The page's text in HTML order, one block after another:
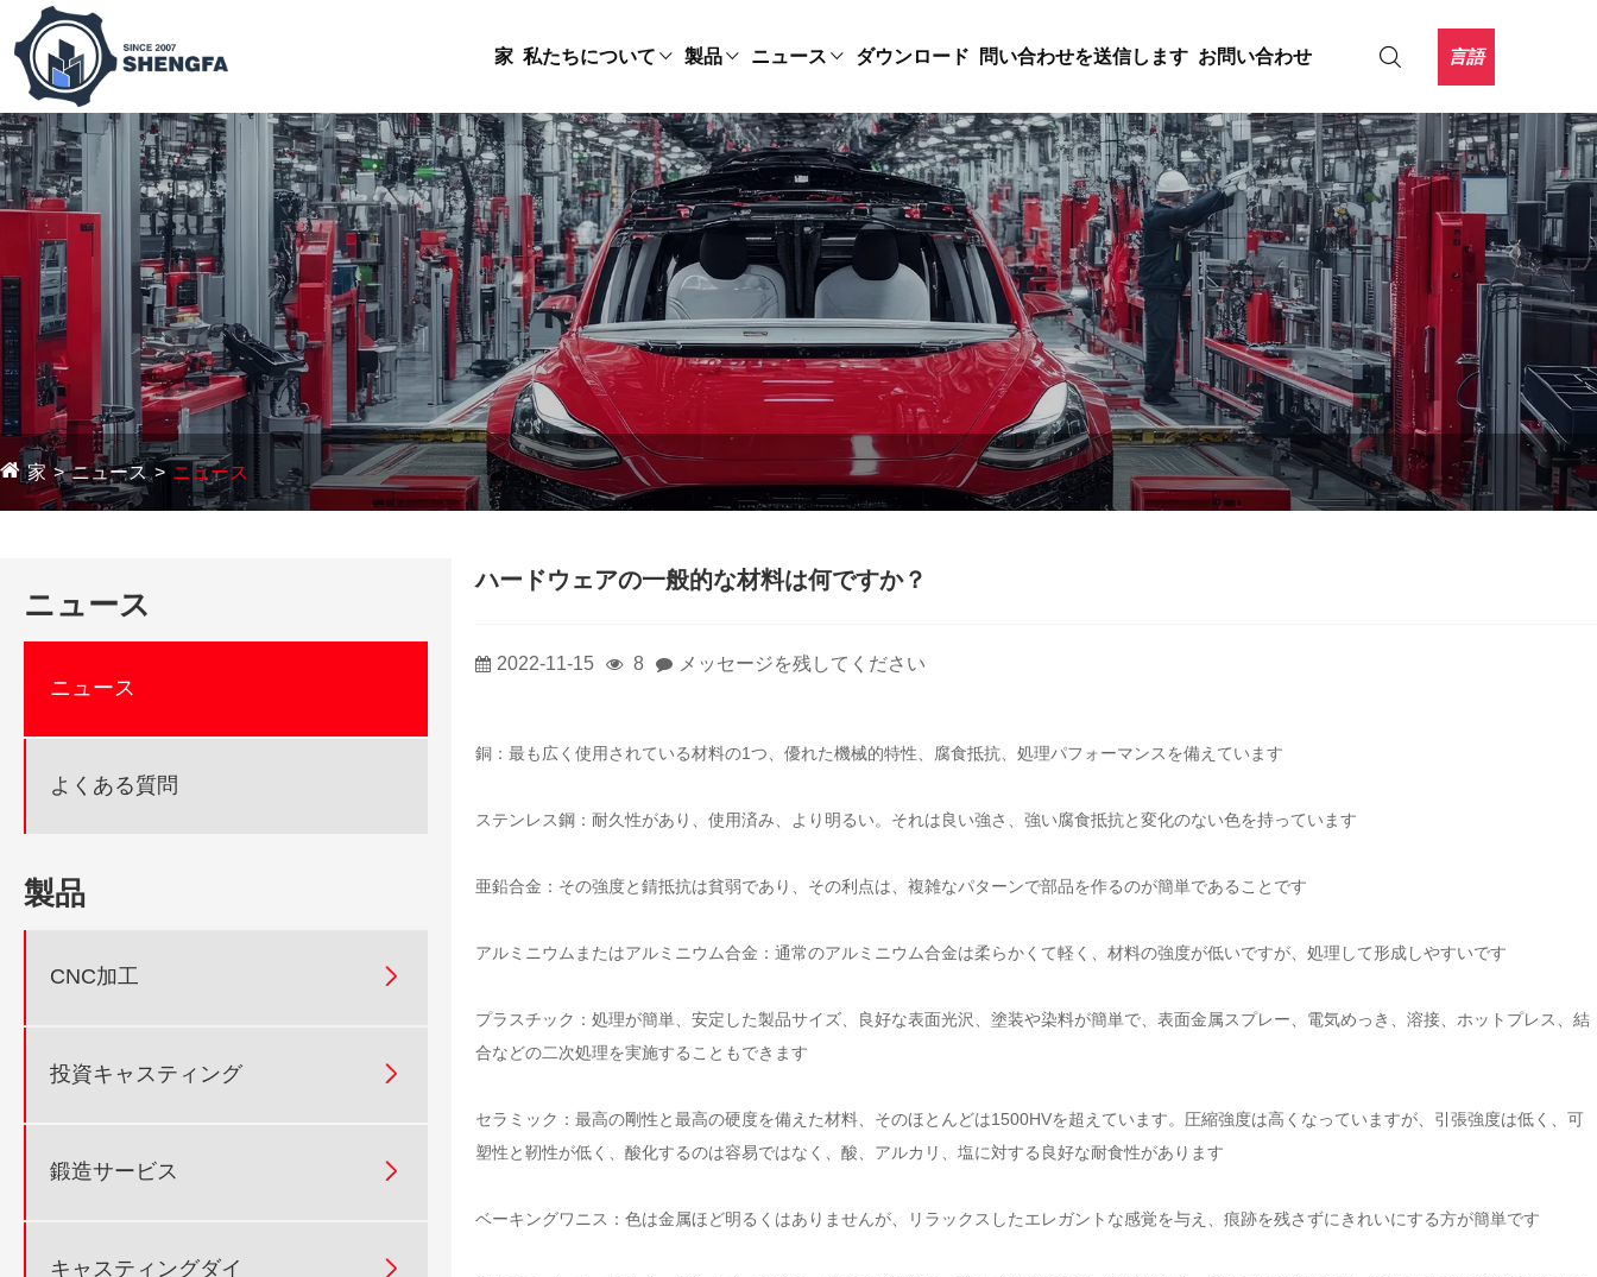
家 私たちについて 製品 ニュース ダウンロード 問い合わせを送信します お問い合わせ 言語
家 ニュース ニュース
ニュース
ニュース
よくある質問
製品
CNC加工 
投資キャスティング 
鍛造サービス 
キャスティングダイ 
ハードウェアの一般的な材料は何ですか？
2022-11-15 8 メッセージを残してください
銅：最も広く使用されている材料の1つ、優れた機械的特性、腐食抵抗、処理パフォーマンスを備えています
ステンレス鋼：耐久性があり、使用済み、より明るい。それは良い強さ、強い腐食抵抗と変化のない色を持っています
亜鉛合金：その強度と錆抵抗は貧弱であり、その利点は、複雑なパターンで部品を作るのが簡単であることです
アルミニウムまたはアルミニウム合金：通常のアルミニウム合金は柔らかくて軽く、材料の強度が低いですが、処理して形成しやすいです
プラスチック：処理が簡単、安定した製品サイズ、良好な表面光沢、塗装や染料が簡単で、表面金属スプレー、電気めっき、溶接、ホットプレス、結
合などの二次処理を実施することもできます
セラミック：最高の剛性と最高の硬度を備えた材料、そのほとんどは1500HVを超えています。圧縮強度は高くなっていますが、引張強度は低く、可
塑性と靭性が低く、酸化するのは容易ではなく、酸、アルカリ、塩に対する良好な耐食性があります
ベーキングワニス：色は金属ほど明るくはありませんが、リラックスしたエレガントな感覚を与え、痕跡を残さずにきれいにする方が簡単です